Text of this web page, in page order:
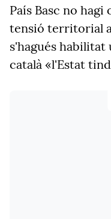
País Basc no
tensió territorial a
s'hagués habilitat
català «l'Estat